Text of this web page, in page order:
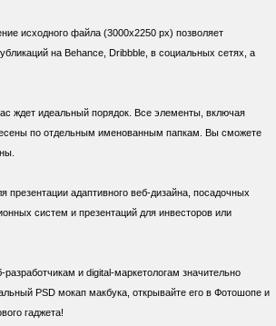
исходного файла (3000x2250 px) позволяет
на Behance, Dribbble, в социальных сетях, а
ждет идеальный порядок. Все элементы, включая
по отдельным именованным папкам. Вы сможете
презентации адаптивного веб-дизайна, посадочных
систем и презентаций для инвесторов или
и digital-маркетологам значительно
PSD мокап макбука, открывайте его в Фотошопе и
гаджета!